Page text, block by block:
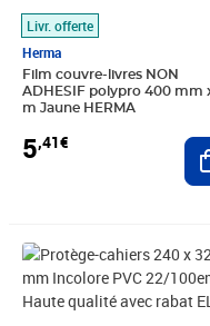
Livr. offerte
Herma
Film couvre-livres NON
ADHESIF polypro 400 mm
m Jaune HERMA
5,41€
Prix 7,33€